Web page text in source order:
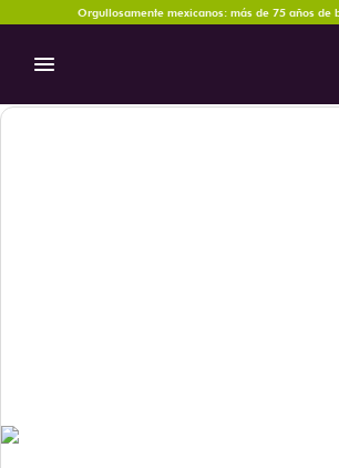
Orgullosamente mexicanos: más de 75 años de